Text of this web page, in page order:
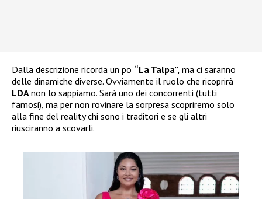
Dalla descrizione ricorda un po’ “La Talpa”, ma ci saranno
delle dinamiche diverse. Ovviamente il ruolo che ricoprirà
LDAnon lo sappiamo. Sarà uno dei concorrenti (tutti
famosi), ma per non rovinare la sorpresa scopriremo solo
alla fine del reality chi sono i traditori e se gli altri
riusciranno a scovarli.